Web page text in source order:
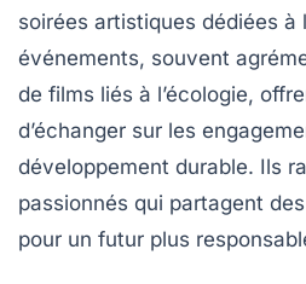
soirées artistiques dédiées à
événements, souvent
de films liés à l’écologie,
d’échanger sur les
développement durable. Ils
passionnés qui partagent
pour un futur plus